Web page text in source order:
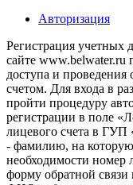
Авторизация
Регистрация учетных
сайте www.belwater.ru
доступа и
счетом. Для входа в
пройти процедуру
регистрации в поле
лицевого счета в ГУП
- фамилию, на которую
необходимости номер
форму обратной